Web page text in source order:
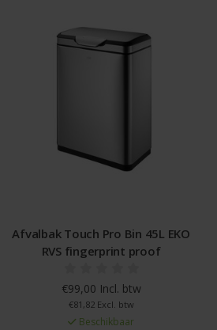
Pedaalemmer NewIcon 5L Warm
Bronze
€39,99 Incl. btw
€33,05 Excl. btw
Beschikbaar